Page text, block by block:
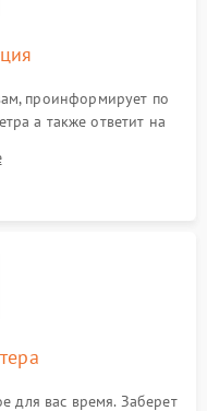
проинформирует по
а также ответит на
для вас время. Заберет